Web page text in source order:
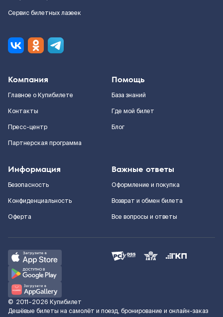
Сервис билетных лазеек
Компания
Главное о Купибилете
Контакты
Пресс-центр
Партнерская программа
Помощь
База знаний
Где мой билет
Блог
Информация
Безопасность
Конфиденциальность
Оферта
Важные ответы
Оформление и покупка
Возврат и обмен билета
Все вопросы и ответы
© 2011–2026 Купибилет
Дешёвые билеты на самолёт и поезд, бронирование и онлайн-заказ